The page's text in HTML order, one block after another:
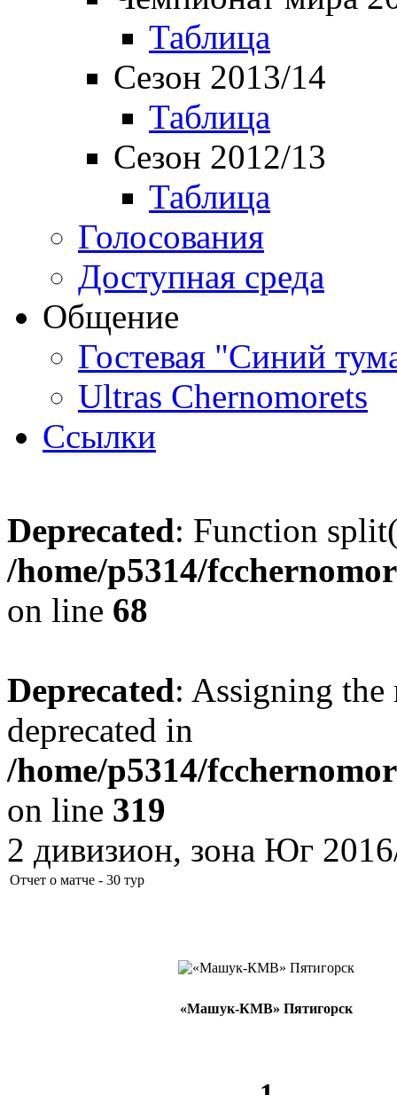
Таблица
Сезон 2013/14
Таблица
Сезон 2012/13
Таблица
Голосования
Доступная среда
Общение
Гостевая "Синий
Ultras Chernomorets
Ссылки
Deprecated: Function
/home/p5314/
on line 68
Deprecated: Assigning the
deprecated in
/home/p5314/
on line 319
2 дивизион, зона Юг
Отчет о матче - 30 тур
«Машук-КМВ» Пятигорск